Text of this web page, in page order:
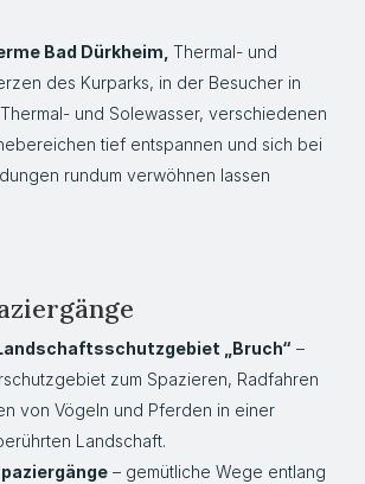
Bad Dürkheim,Thermal- und
des Kurparks, in der Besucher in
und Solewasser, verschiedenen
tief entspannen und sich bei
rundum verwöhnen lassen
„Bruch“ –
zum Spazieren, Radfahren
von Vögeln und Pferden in einer
Landschaft.
– gemütliche Wege entlang